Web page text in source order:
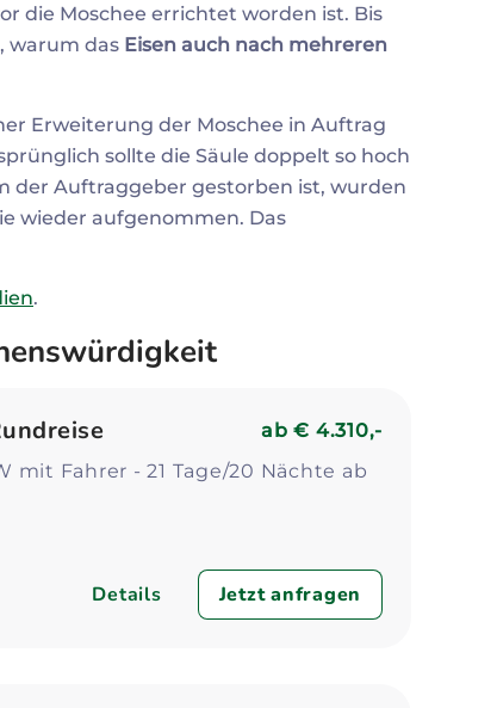
die Moschee errichtet worden ist. Bis
warum das Eisen auch nach mehreren
Erweiterung der Moschee in Auftrag
sollte die Säule doppelt so hoch
der Auftraggeber gestorben ist, wurden
wieder aufgenommen. Das
.
ab€ 4.310,-
mit Fahrer - 21 Tage/20 Nächte ab
Details Jetzt anfragen